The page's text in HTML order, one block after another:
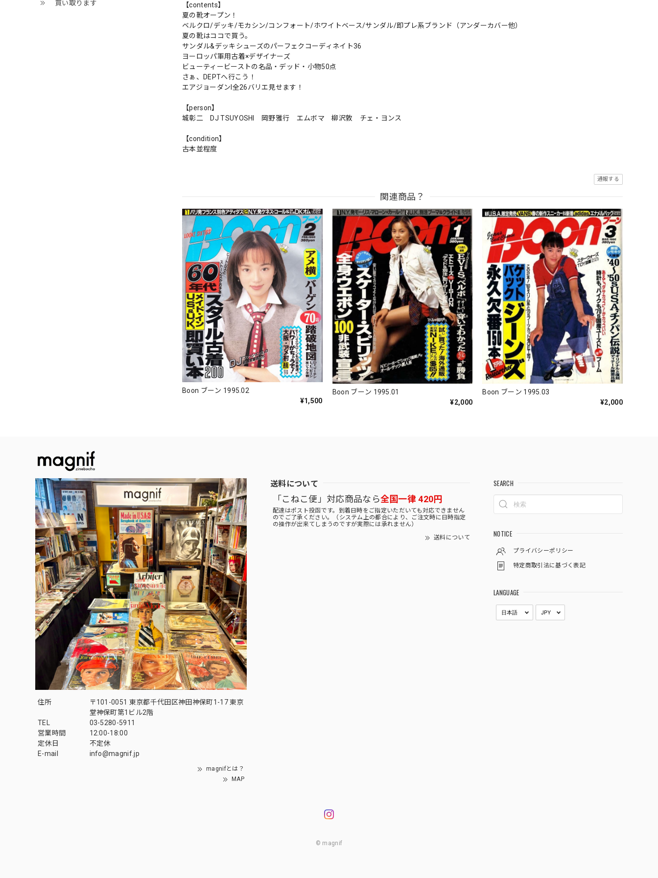
買い取ります
【contents】
夏の靴オープン！
ベルクロ/デッキ/モカシン/コンフォート/ホワイトベース/サンダル/即プレ系ブランド（アンダーカバー他）
夏の靴はココで買う。
サンダル&デッキシューズのパーフェクコーディネイト36
ヨーロッパ軍用古着×デザイナーズ
ビューティービーストの名品・デッド・小物50点
さぁ、DEPTへ行こう！
エアジョーダンI全26バリエ見せます！
【person】
城彰二 DJ TSUYOSHI 岡野雅行 エムボマ 柳沢敦 チェ・ヨンス
【condition】
古本並程度
通報する
関連商品？
Boon ブーン 1995.02
¥1,500
Boon ブーン 1995.01
¥2,000
Boon ブーン 1995.03
¥2,000
住所
〒101-0051 東京都千代田区神田神保町1-17 東京
堂神保町第1ビル2階
TEL
03-5280-5911
営業時間
12:00-18:00
定休日
不定休
E-mail
info@magnif.jp
magnifとは？
MAP
送料について
「こねこ便」対応商品なら全国一律 420円
配達はポスト投函です。到着日時をご指定いただいても対応できません
のでご了承ください。（システム上の都合により、ご注文時に日時指定
の操作が出来てしまうのですが実際には承れません）
送料について
SEARCH
NOTICE
プライバシーポリシー
特定商取引法に基づく表記
LANGUAGE
© magnif